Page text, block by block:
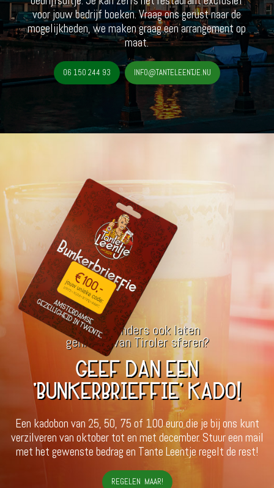
voor jouw bedrijf boeken. Vraag ons gerust naar de
mogelijkheden, we maken graag een arrangement op
maat.
06 150 244 93 INFO@TANTELEENTJE.NU
Iemand anders ook laten
genieten van Tiroler sferen?
GEEF DAN EEN
'BUNKERBRIEFFIE' KADO!
Een kadobon van 25, 50, 75 of 100 euro die je bij ons kunt
verzilveren van oktober tot en met december. Stuur een mail
met het gewenste bedrag en Tante Leentje regelt de rest!
REGELEN MAAR!